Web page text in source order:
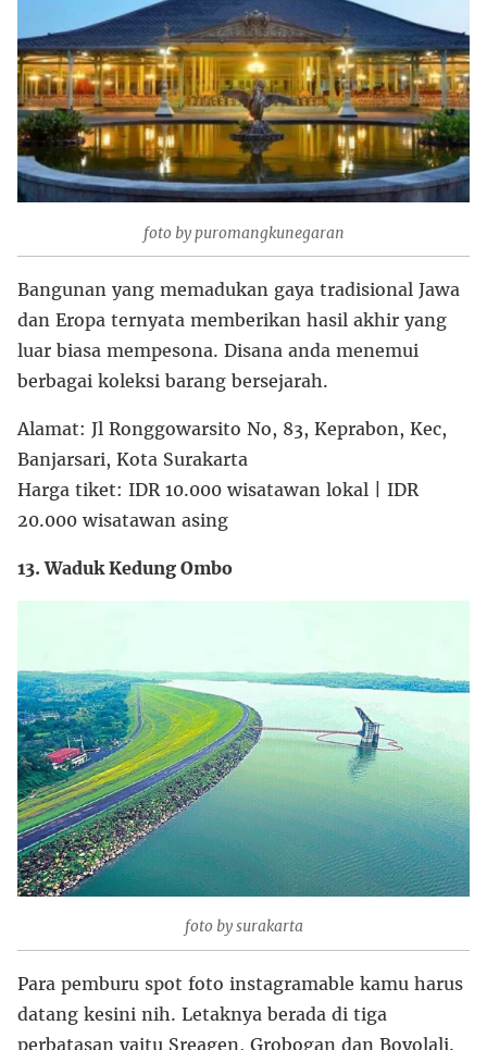
foto by puromangkunegaran
Bangunan yang memadukan gaya tradisional Jawa
dan Eropa ternyata memberikan hasil akhir yang
luar biasa mempesona. Disana anda menemui
berbagai koleksi barang bersejarah.
Alamat: Jl Ronggowarsito No, 83, Keprabon, Kec,
Banjarsari, Kota Surakarta
Harga tiket: IDR 10.000 wisatawan lokal | IDR
20.000 wisatawan asing
13. Waduk Kedung Ombo
foto by surakarta
Para pemburu spot foto instagramable kamu harus
datang kesini nih. Letaknya berada di tiga
perbatasan yaitu Sreagen, Grobogan dan Boyolali.